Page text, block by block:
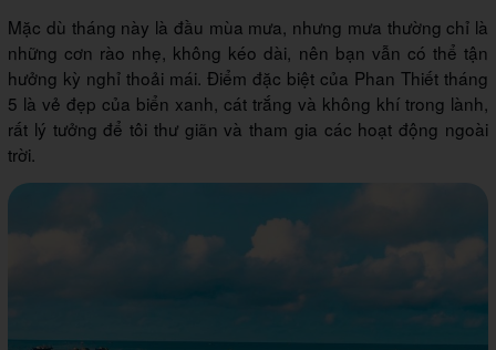
Mặc dù tháng này là đầu mùa mưa, nhưng mưa thường chỉ là
những cơn rào nhẹ, không kéo dài, nên bạn vẫn có thể tận
hưởng kỳ nghỉ thoải mái. Điểm đặc biệt của Phan Thiết tháng
5 là vẻ đẹp của biển xanh, cát trắng và không khí trong lành,
rất lý tưởng để tôi thư giãn và tham gia các hoạt động ngoài
trời.